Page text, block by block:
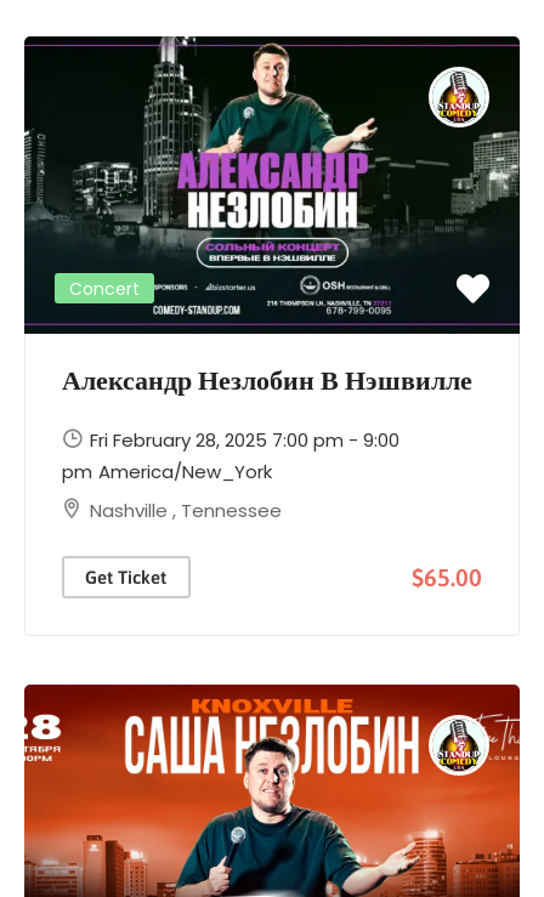
Concert
Александр Незлобин В Нэшвилле
Fri February 28, 2025 7:00 pm - 9:00
pm America/New_York
Nashville , Tennessee
Get Ticket $65.00